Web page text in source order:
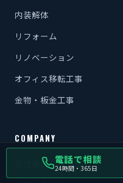
内装解体
リフォーム
リノベーション
オフィス移転工事
金物・板金工事
COMPANY
会社概要 電話で相談
24時間・365日